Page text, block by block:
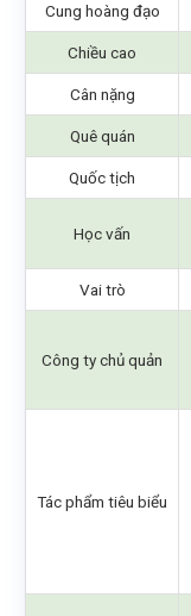
Cung hoàng đạo
Chiều cao
Cân nặng
Quê quán
Quốc tịch
Học vấn
Vai trò
Công ty chủ quản
Tác phẩm tiêu biểu